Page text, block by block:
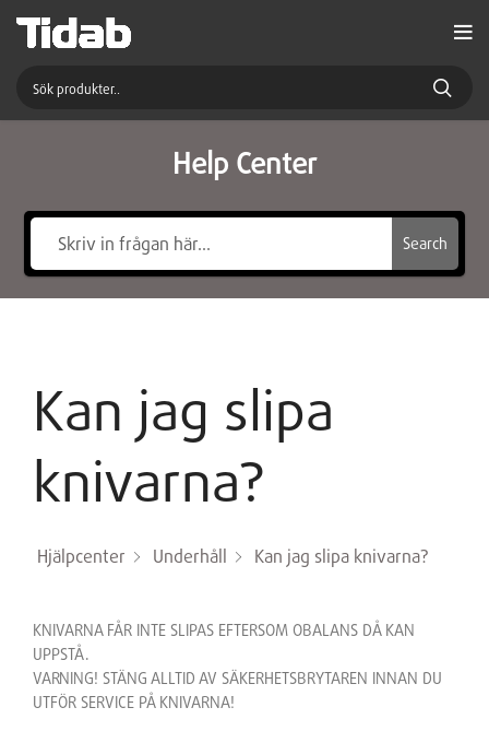
Help Center
Search
Kan jag slipa
knivarna?
Hjälpcenter Underhåll Kan jag slipa knivarna?
KNIVARNA FÅR INTE SLIPAS EFTERSOM OBALANS DÅ KAN
UPPSTÅ.
VARNING! STÄNG ALLTID AV SÄKERHETSBRYTAREN INNAN DU
UTFÖR SERVICE PÅ KNIVARNA!